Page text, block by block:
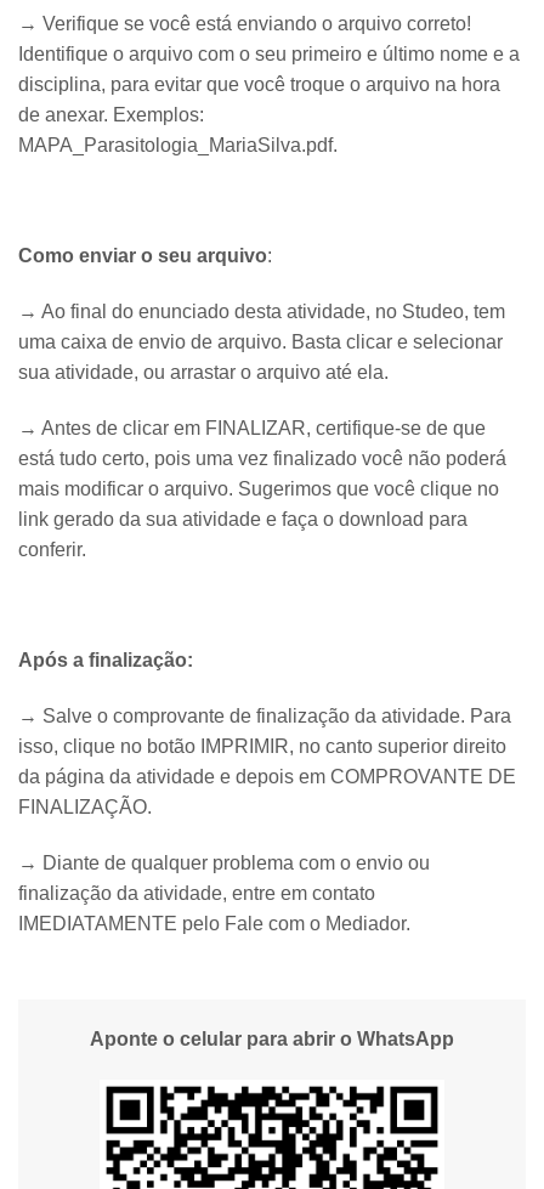
→ Verifique se você está enviando o arquivo correto!
Identifique o arquivo com o seu primeiro e último nome e a
disciplina, para evitar que você troque o arquivo na hora
de anexar. Exemplos:
MAPA_Parasitologia_MariaSilva.pdf.
Como enviar o seu arquivo:
→ Ao final do enunciado desta atividade, no Studeo, tem
uma caixa de envio de arquivo. Basta clicar e selecionar
sua atividade, ou arrastar o arquivo até ela.
→ Antes de clicar em FINALIZAR, certifique-se de que
está tudo certo, pois uma vez finalizado você não poderá
mais modificar o arquivo. Sugerimos que você clique no
link gerado da sua atividade e faça o download para
conferir.
Após a finalização:
→ Salve o comprovante de finalização da atividade. Para
isso, clique no botão IMPRIMIR, no canto superior direito
da página da atividade e depois em COMPROVANTE DE
FINALIZAÇÃO.
​→ Diante de qualquer problema com o envio ou
finalização da atividade, entre em contato
IMEDIATAMENTE pelo Fale com o Mediador.
Aponte o celular para abrir o WhatsApp